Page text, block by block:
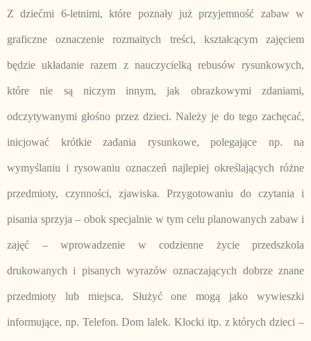
Z dziećmi 6-letnimi, które poznały już przyjemność zabaw w
graficzne oznaczenie rozmaitych treści, kształcącym zajęciem
będzie układanie razem z nauczycielką rebusów rysunkowych,
które nie są niczym innym, jak obrazkowymi zdaniami,
odczytywanymi głośno przez dzieci. Należy je do tego zachęcać,
inicjować krótkie zadania rysunkowe, polegające np. na
wymyślaniu i rysowaniu oznaczeń najlepiej określających różne
przedmioty, czynności, zjawiska. Przygotowaniu do czytania i
pisania sprzyja – obok specjalnie w tym celu planowanych zabaw i
zajęć – wprowadzenie w codzienne życie przedszkola
drukowanych i pisanych wyrazów oznaczających dobrze znane
przedmioty lub miejsca. Służyć one mogą jako wywieszki
informujące, np. Telefon. Dom lalek. Klocki itp. z których dzieci –